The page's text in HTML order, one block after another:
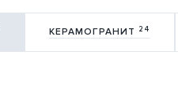
КЕРАМОГРАНИТ 24